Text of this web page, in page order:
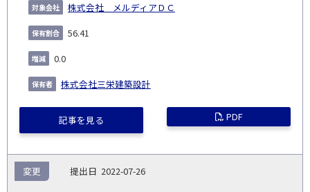
株式会社 メルディアＤＣ
56.41
0.0
株式会社三栄建築設計
記事を見る PDF
2022-07-26
変更